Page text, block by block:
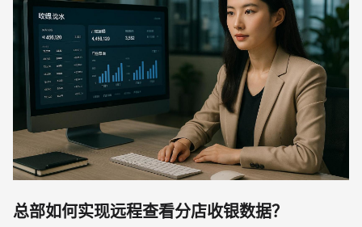
总部如何实现远程查看分店收银数据？